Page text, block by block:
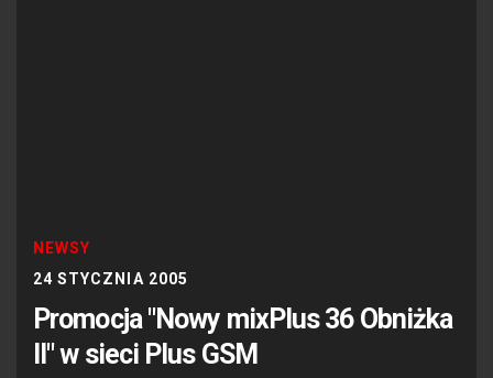
NEWSY
24 STYCZNIA 2005
Promocja "Nowy mixPlus 36 Obniżka
II" w sieci Plus GSM